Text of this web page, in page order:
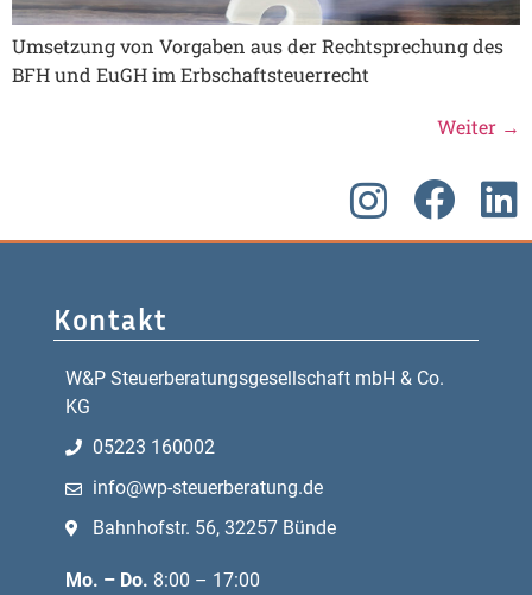
Umsetzung von Vorgaben aus der Rechtsprechung des
BFH und EuGH im Erbschaftsteuerrecht
Weiter →
Kontakt
W&P Steuerberatungsgesellschaft mbH & Co.
KG
05223 160002
info@wp-steuerberatung.de
Bahnhofstr. 56, 32257 Bünde
Mo. – Do. 8:00 – 17:00